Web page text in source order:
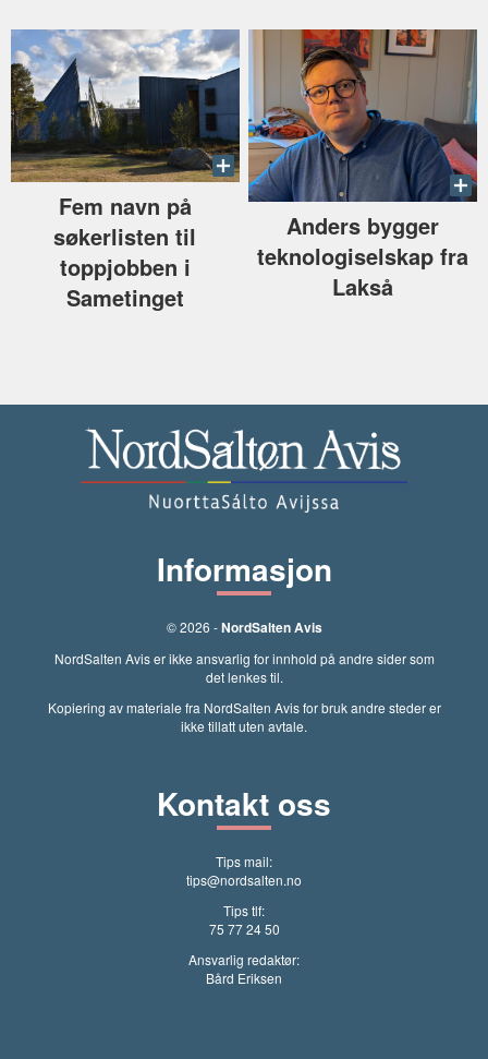
Fem navn på
søkerlisten til
toppjobben i
Sametinget
Anders bygger
teknologiselskap fra
Lakså
Informasjon
© 2026 -NordSalten Avis
NordSalten Avis er ikke ansvarlig for innhold på andre sider som
det lenkes til.
Kopiering av materiale fra NordSalten Avis for bruk andre steder er
ikke tillatt uten avtale.
Kontakt oss
Tips mail:
tips@nordsalten.no
Tips tlf:
75 77 24 50
Ansvarlig redaktør:
Bård Eriksen